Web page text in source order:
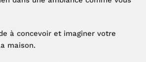
à concevoir et imaginer votre
maison.